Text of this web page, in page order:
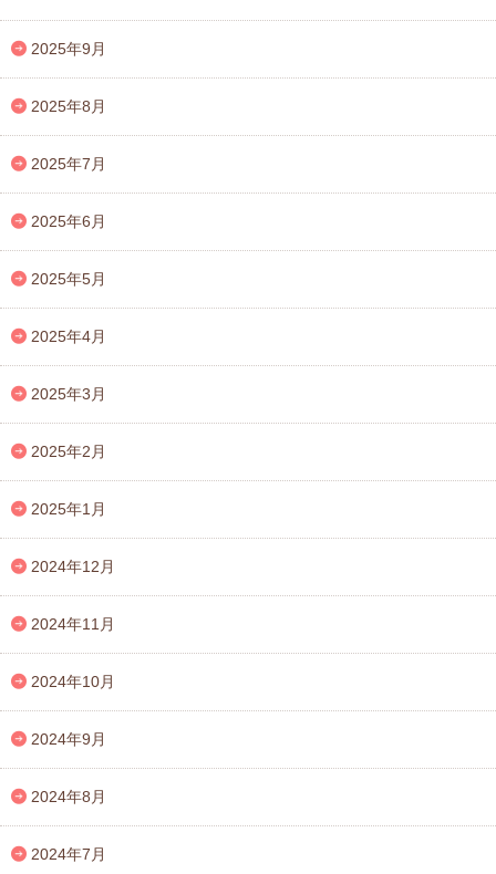
2025年9月
2025年8月
2025年7月
2025年6月
2025年5月
2025年4月
2025年3月
2025年2月
2025年1月
2024年12月
2024年11月
2024年10月
2024年9月
2024年8月
2024年7月